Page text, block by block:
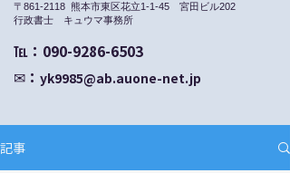
​℡：090-9286-6503
〒861-2118 熊本市東区花立1-1-45 宮田ビル202
​行政書士 キュウマ事務所
✉： yk9985@ab.auone-net.jp
記事